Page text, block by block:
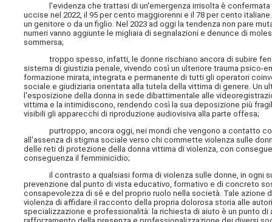
l'evidenza che trattasi di un'emergenza irrisolta è confermata
uccise nel 2022, il 95 per cento maggiorenni e il 78 per cento
un genitore o da un figlio. Nel 2023 ad oggi la tendenza non pare
numeri vanno aggiunte le migliaia di segnalazioni e denunce di
sommersa;
troppo spesso, infatti, le donne rischiano ancora di subire
sistema di giustizia penale, vivendo così un ulteriore trauma psico-
formazione mirata, integrata e permanente di tutti gli operatori
sociale e giudiziaria orientata alla tutela della vittima di genere.
l'esposizione della donna in sede dibattimentale alle
vittima e la intimidiscono, rendendo così la sua deposizione più
visibili gli apparecchi di riproduzione audiovisiva alla parte offesa;
purtroppo, ancora oggi, nei mondi che vengono a contatto con
all'assenza di stigma sociale verso chi commette violenza sulle
delle reti di protezione della donna vittima di violenza, con
conseguenza il femminicidio;
il contrasto a qualsiasi forma di violenza sulle donne, in ogni
prevenzione dal punto di vista educativo, formativo e di concreto
consapevolezza di sé e del proprio ruolo nella società. Tale
violenza di affidare il racconto della propria dolorosa storia alle
specializzazione e professionalità: la richiesta di aiuto è un punto